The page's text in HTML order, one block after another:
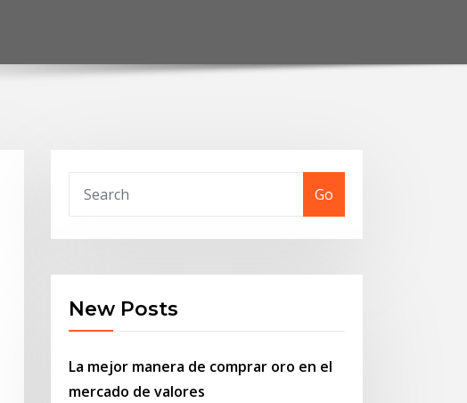
Go
New Posts
La mejor manera de comprar oro en el
mercado de valores